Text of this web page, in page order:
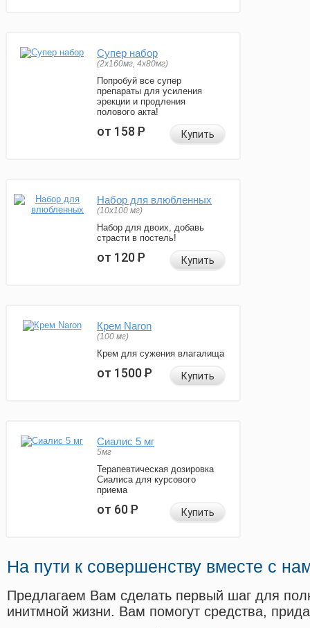
Супер набор
(2х160мг, 4х80мг)
Попробуй все супер
препараты для усиления
эрекции и продления
полового акта!
от 158Р Купить
Набор для влюбленных
(10х100 мг)
Набор для двоих, добавь
страсти в постель!
от 120Р Купить
Крем Naron
(100 мг)
Крем для сужения влагалища
от 1500Р Купить
Сиалис 5 мг
5мг
Терапевтическая дозировка
Сиалиса для курсового
приема
от 60Р Купить
На пути к совершенству вместе с
Предлагаем Вам сделать первый шаг для
инитмной жизни. Вам помогут средства,